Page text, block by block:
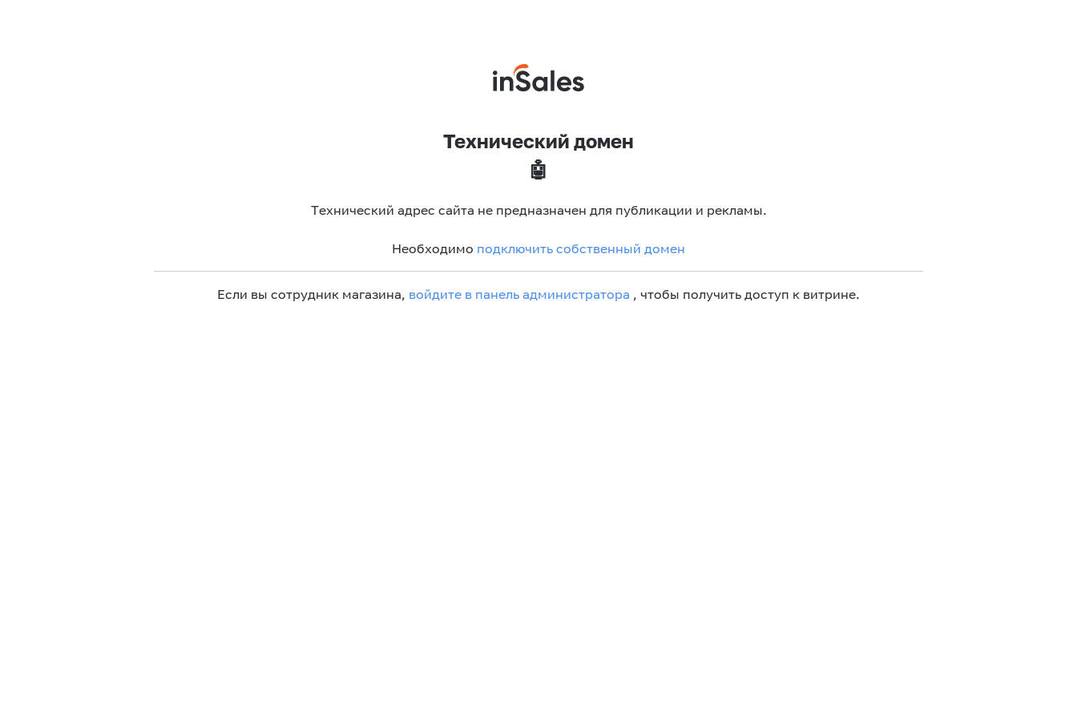
Технический домен
🤖
Технический адрес сайта не предназначен для публикации и рекламы.
Необходимо подключить собственный домен
Если вы сотрудник магазина, войдите в панель администратора , чтобы получить доступ к витрине.